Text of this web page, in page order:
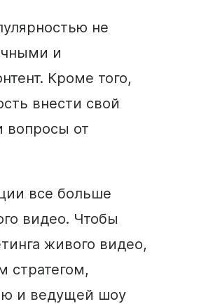
не
и
Кроме того,
внести свой
вопросы от
все больше
видео. Чтобы
живого видео,
стратегом,
и ведущей шоу